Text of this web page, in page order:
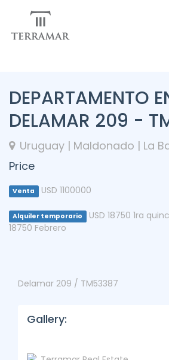
DEPARTAMENTO
DELAMAR 209 -
Uruguay | Maldonado | La
Price
Venta USD 1100000
Alquiler temporario USD 18750 1ra
18750 Febrero
Delamar 209 / TM53387
Gallery: